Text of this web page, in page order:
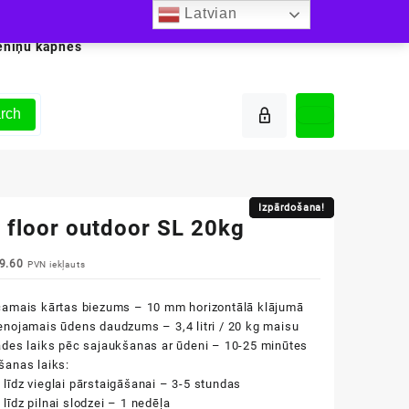
kāpnes
Izpārdošana!
floor outdoor SL 20kg
Current
is:
€19.60.
PVN iekļauts
kārtas biezums – 10 mm horizontālā klājumā
ūdens daudzums – 3,4 litri / 20 kg maisu
laiks pēc sajaukšanas ar ūdeni – 10-25 minūtes
laiks:
līdz vieglai pārstaigāšanai – 3-5 stundas
līdz pilnai slodzei – 1 nedēļa
Izpārdošana!
Latvian